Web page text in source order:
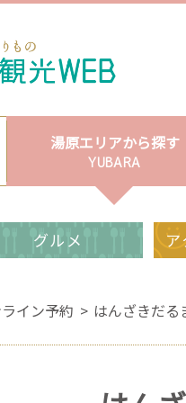
湯原エリアから探す
YUBARA
グルメ
イン予約 はんざきだる